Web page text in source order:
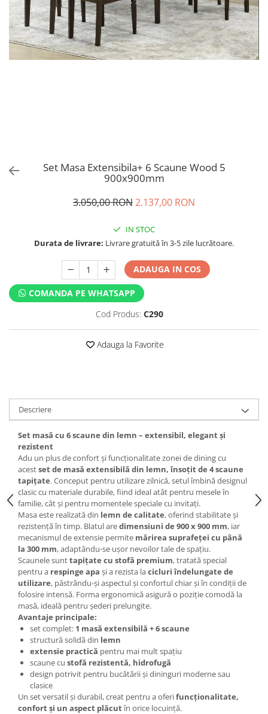
Set Masa Extensibila+ 6 Scaune Wood 5
900x900mm
3.050,00 RON2.137,00 RON
IN STOC
Durata de livrare: Livrare gratuită în 3-5 zile lucrătoare.
ADAUGA IN COS
COMANDA PE WHATSAPP
Cod Produs: C290
Adauga la Favorite
Descriere
Set masă cu 6 scaune din lemn – extensibil, elegant și
rezistent
Adu un plus de confort și funcționalitate zonei de dining cu
acestset de masă extensibilă din lemn, însoțit de 4 scaune
tapițate. Conceput pentru utilizare zilnică, setul îmbină designul
clasic cu materiale durabile, fiind ideal atât pentru mesele în
familie, cât și pentru momentele speciale cu invitați.
Masa este realizată din lemn de calitate, oferind stabilitate și
rezistență în timp. Blatul aredimensiuni de 900 x 900 mm, iar
mecanismul de extensie permite mărirea suprafeței cu până
la 300 mm, adaptându-se ușor nevoilor tale de spațiu.
Scaunele sunttapițate cu stofă premium, tratată special
pentru a respinge apa și a rezista lacicluri îndelungate de
utilizare, păstrându-și aspectul și confortul chiar și în condiții de
folosire intensă. Forma ergonomică asigură o poziție comodă la
masă, ideală pentru șederi prelungite.
Avantaje principale:
set complet: 1 masă extensibilă + 6 scaune
structură solidă din lemn
extensie practică pentru mai mult spațiu
scaune cu stofă rezistentă, hidrofugă
design potrivit pentru bucătării și dininguri moderne sau
clasice
Un set versatil și durabil, creat pentru a oferifuncționalitate,
confort și un aspect plăcutîn orice locuință.